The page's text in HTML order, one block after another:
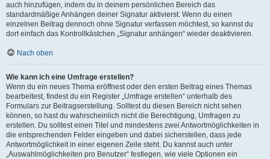
auch hinzufügen, indem du in deinem persönlichen Bereich das
standardmäßige Anhängen deiner Signatur aktivierst. Wenn du einen
einzelnen Beitrag dennoch ohne Signatur verfassen möchtest, so kannst du
dort einfach das Kontrollkästchen „Signatur anhängen“ wieder deaktivieren.
Nach oben
Wie kann ich eine Umfrage erstellen?
Wenn du ein neues Thema eröffnest oder den ersten Beitrag eines Themas
bearbeitest, findest du ein Register „Umfrage erstellen“ unterhalb des
Formulars zur Beitragserstellung. Solltest du diesen Bereich nicht sehen
können, so hast du wahrscheinlich nicht die Berechtigung, Umfragen zu
erstellen. Du solltest einen Titel und mindestens zwei Antwortmöglichkeiten in
die entsprechenden Felder eingeben und dabei sicherstellen, dass jede
Antwortmöglichkeit in einer eigenen Zeile steht. Du kannst auch unter
„Auswahlmöglichkeiten pro Benutzer“ festlegen, wie viele Optionen ein